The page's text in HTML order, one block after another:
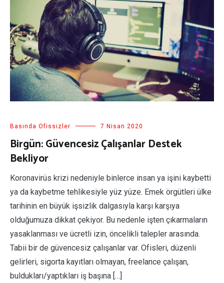
Basında Ofissizler 7 Nisan 2020
Birgün: Güvencesiz Çalışanlar Destek
Bekliyor
Koronavirüs krizi nedeniyle binlerce insan ya işini kaybetti
ya da kaybetme tehlikesiyle yüz yüze. Emek örgütleri ülke
tarihinin en büyük işsizlik dalgasıyla karşı karşıya
olduğumuza dikkat çekiyor. Bu nedenle işten çıkarmaların
yasaklanması ve ücretli izin, öncelikli talepler arasında.
Tabii bir de güvencesiz çalışanlar var. Ofisleri, düzenli
gelirleri, sigorta kayıtları olmayan, freelance çalışan,
buldukları/yaptıkları iş başına […]